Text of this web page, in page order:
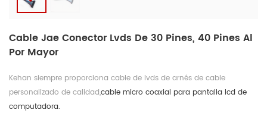
Cable Jae Conector Lvds De 30 Pines, 40 Pines Al
Por Mayor
Kehan ​​siempre proporciona cable de lvds de arnés de cable
personalizado de calidad,cable micro coaxial para pantalla lcd de
computadora.